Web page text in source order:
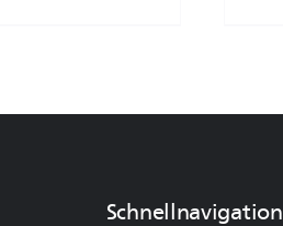
Schnellnavigation